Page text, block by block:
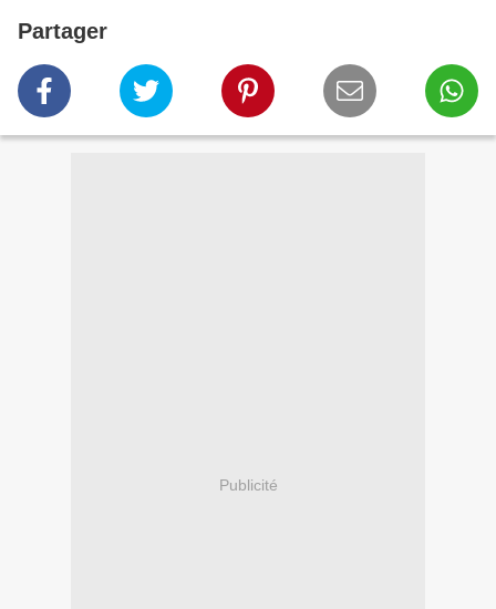
Partager
Publicité